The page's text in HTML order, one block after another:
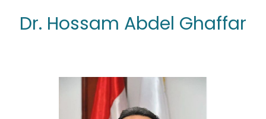
Dr. Hossam Abdel Ghaffar